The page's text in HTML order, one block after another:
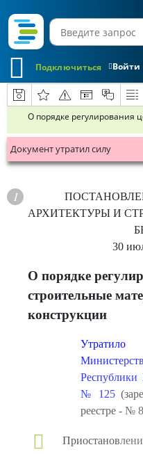
Войти
Подключиться
О порядке регулирования
Документ утратил силу
АРХИТЕКТУРЫ И
30
О порядке
строительные
конструкции
Республики
№ 125
реестре - №